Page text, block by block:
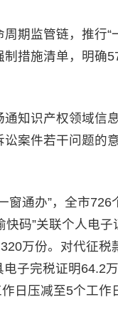
监管链，推行“一
措施清单，明确
识产权领域信
案件若干问题的
通办”，全市726
码”关联个人电子
万份。对代征税
子完税证明64.2
日压减至5个工作